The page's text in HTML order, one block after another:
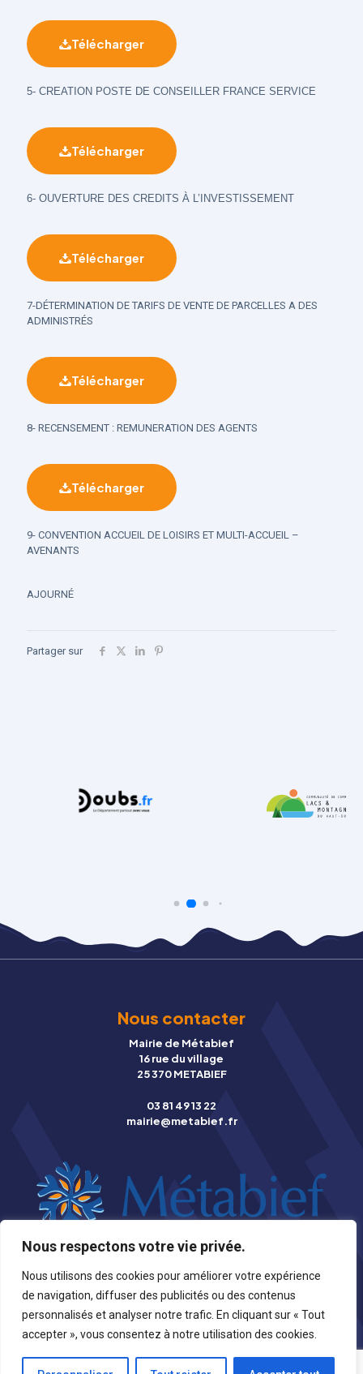
Nous respectons votre vie privée.
Nous utilisons des cookies pour améliorer votre expérience
de navigation, diffuser des publicités ou des contenus
personnalisés et analyser notre trafic. En cliquant sur « Tout
accepter », vous consentez à notre utilisation des cookies.
Télécharger
5- CREATION POSTE DE CONSEILLER FRANCE SERVICE
Télécharger
6- OUVERTURE DES CREDITS À L’INVESTISSEMENT
Télécharger
7-DÉTERMINATION DE TARIFS DE VENTE DE PARCELLES A DES
ADMINISTRÉS
Télécharger
8- RECENSEMENT : REMUNERATION DES AGENTS
Télécharger
9- CONVENTION ACCUEIL DE LOISIRS ET MULTI-ACCUEIL –
AVENANTS
AJOURNÉ
Partager sur
Nous contacter
Mairie de Métabief
16 rue du village
25 370 METABIEF
03 81 49 13 22
mairie@metabief.fr
© Copyright 2026 Mairie de Métabief |Mentions légales|
Photographies | Création Stynet